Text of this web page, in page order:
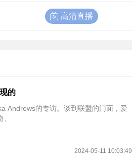
高清直播
的
Andrews的专访。谈到联盟的门面，爱
2024-05-11 10:03:49